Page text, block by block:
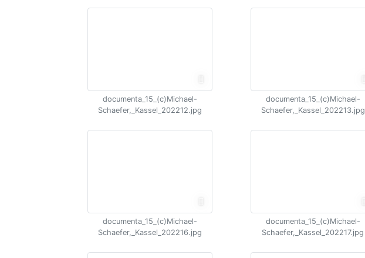
documenta_15_(c)Michael-
Schaefer,_Kassel_202212.jpg
documenta_15_(c)Michael-
Schaefer,_Kassel_202213.jpg
documenta_15_(c)Michael-
Schaefer,_Kassel_202216.jpg
documenta_15_(c)Michael-
Schaefer,_Kassel_202217.jpg